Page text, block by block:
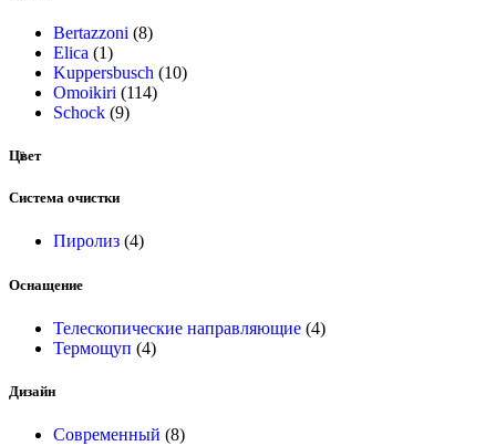
Bertazzoni (8)
Elica (1)
Kuppersbusch (10)
Omoikiri (114)
Schock (9)
Цвет
Система очистки
Пиролиз (4)
Оснащение
Телескопические направляющие (4)
Термощуп (4)
Дизайн
Современный (8)